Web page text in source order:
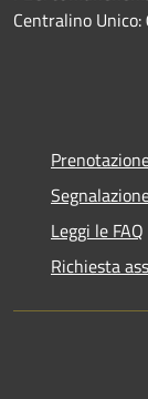
Centralino
Leggi le FAQ
Richiesta